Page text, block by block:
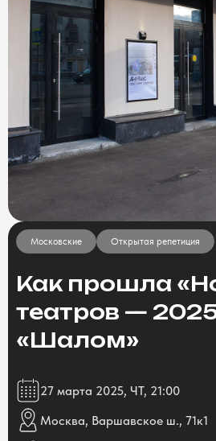
Московские Открытая репетиция
Как прошла
театров —
«Шалом»
27 марта 2025, ЧТ, 21:00
Москва, Варшавское ш., 71к1